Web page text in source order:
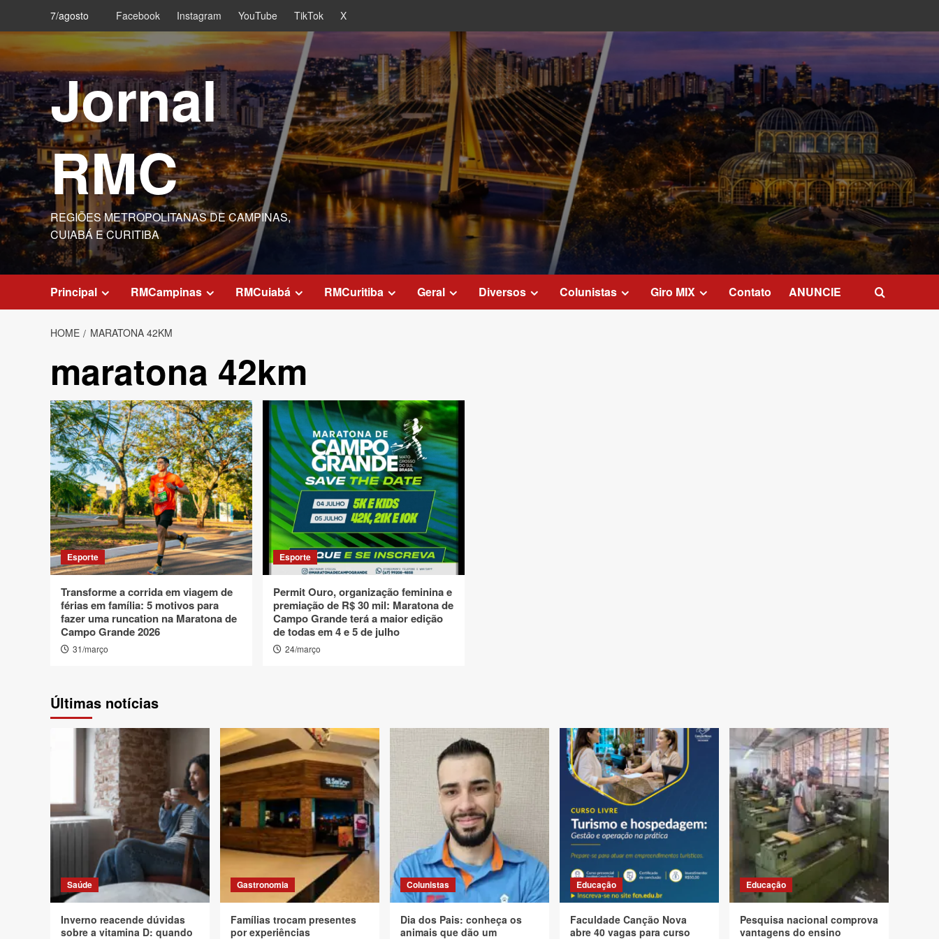
content
7/agosto Facebook Instagram YouTube TikTok X
Jornal
RMC
REGIÕES METROPOLITANAS DE CAMPINAS,
CUIABÁ E CURITIBA
Principal RMCampinas RMCuiabá RMCuritiba Geral Diversos Colunistas Giro MIX Contato ANUNCIE
HOME MARATONA 42KM
maratona 42km
Esporte
Transforme a corrida em viagem de
férias em família: 5 motivos para
fazer uma runcation na Maratona de
Campo Grande 2026
31/março
Esporte
Permit Ouro, organização feminina e
premiação de R$ 30 mil: Maratona de
Campo Grande terá a maior edição
de todas em 4 e 5 de julho
24/março
Últimas notícias
Saúde
Inverno reacende dúvidas
sobre a vitamina D: quando
Gastronomia
Famílias trocam presentes
por experiências
Colunistas
Dia dos Pais: conheça os
animais que dão um
Educação
Faculdade Canção Nova
abre 40 vagas para curso
Educação
Pesquisa nacional comprova
vantagens do ensino